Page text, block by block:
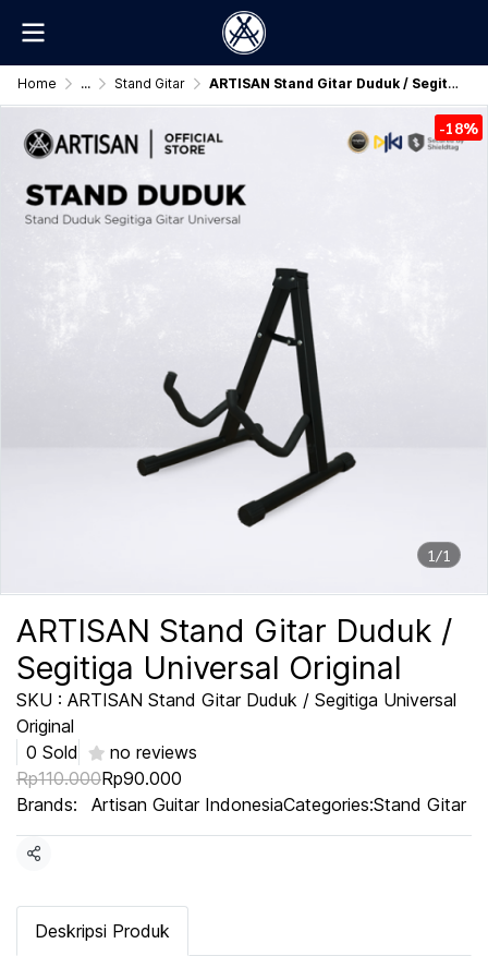
Home ... Stand Gitar ARTISAN Stand Gitar Duduk / Segitiga Universal Original
1/1
-18%
ARTISAN Stand Gitar Duduk /
Segitiga Universal Original
SKU : ARTISAN Stand Gitar Duduk / Segitiga Universal
Original
0 Sold
no reviews
Rp110.000Rp90.000
Brands:
Artisan Guitar IndonesiaCategories:Stand Gitar
Share
Deskripsi Produk